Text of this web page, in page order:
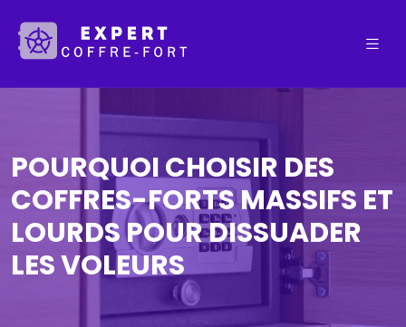
POURQUOI CHOISIR DES
COFFRES-FORTS MASSIFS ET
LOURDS POUR DISSUADER
LES VOLEURS